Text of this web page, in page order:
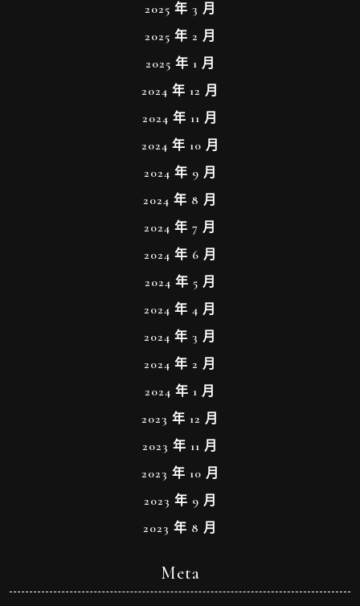
2025 年 3 月
2025 年 2 月
2025 年 1 月
2024 年 12 月
2024 年 11 月
2024 年 10 月
2024 年 9 月
2024 年 8 月
2024 年 7 月
2024 年 6 月
2024 年 5 月
2024 年 4 月
2024 年 3 月
2024 年 2 月
2024 年 1 月
2023 年 12 月
2023 年 11 月
2023 年 10 月
2023 年 9 月
2023 年 8 月
Meta